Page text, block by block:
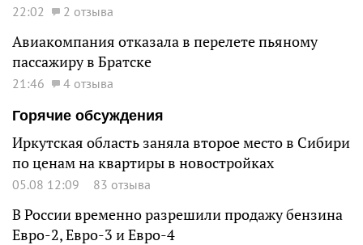
22:02 2 отзыва
Авиакомпания отказала в перелете пьяному
пассажиру в Братске
21:46
4 отзыва
Горячие обсуждения
Иркутская область заняла второе место в Сибири
по ценам на квартиры в новостройках
05.08 12:09 83 отзыва
В России временно разрешили продажу бензина
Евро-2, Евро-3 и Евро-4